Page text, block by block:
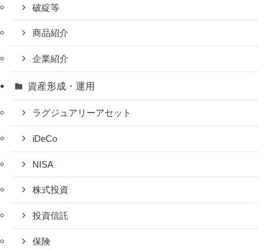
破綻等
商品紹介
企業紹介
資産形成・運用
ラグジュアリーアセット
iDeCo
NISA
株式投資
投資信託
保険